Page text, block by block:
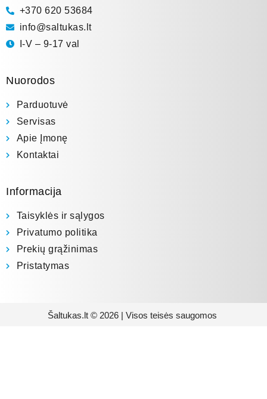
+370 620 53684
info@saltukas.lt
I-V – 9-17 val
Nuorodos
Parduotuvė
Servisas
Apie Įmonę
Kontaktai
Informacija
Taisyklės ir sąlygos
Privatumo politika
Prekių grąžinimas
Pristatymas
Šaltukas.lt © 2026 | Visos teisės saugomos